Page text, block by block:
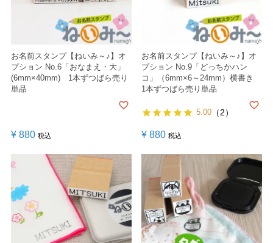
お名前スタンプ【ねいみ～♪】オ
プション No.6「おなまえ・大」
(6mm×40mm) 1本ずつばら売り
単品
¥ 880 税込
お名前スタンプ【ねいみ～♪】オ
プション No.9「どっちかハン
コ」（6mm×6～24mm）横書き
1本ずつばら売り単品
¥ 880 税込
5.00 （2）